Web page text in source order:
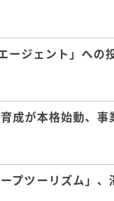
ージェント」へ
成が本格始動、
プツーリズム」